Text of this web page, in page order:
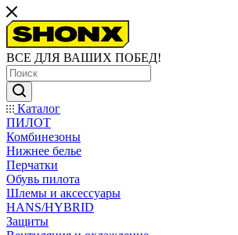
ВСЕ ДЛЯ ВАШИХ ПОБЕД!
Каталог
ПИЛОТ
Комбинезоны
Нижнее белье
Перчатки
Обувь пилота
Шлемы и аксессуары
HANS/HYBRID
Защиты